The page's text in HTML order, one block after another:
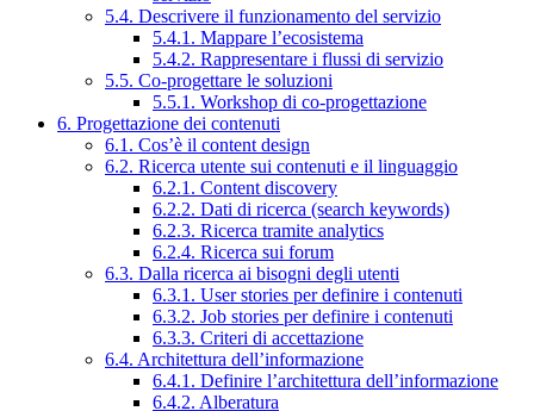
5.4. Descrivere il funzionamento del servizio
5.4.1. Mappare l’ecosistema
5.4.2. Rappresentare i flussi di servizio
5.5. Co-progettare le soluzioni
5.5.1. Workshop di co-progettazione
6. Progettazione dei contenuti
6.1. Cos’è il content design
6.2. Ricerca utente sui contenuti e il linguaggio
6.2.1. Content discovery
6.2.2. Dati di ricerca (search keywords)
6.2.3. Ricerca tramite analytics
6.2.4. Ricerca sui forum
6.3. Dalla ricerca ai bisogni degli utenti
6.3.1. User stories per definire i contenuti
6.3.2. Job stories per definire i contenuti
6.3.3. Criteri di accettazione
6.4. Architettura dell’informazione
6.4.1. Definire l’architettura dell’informazione
6.4.2. Alberatura